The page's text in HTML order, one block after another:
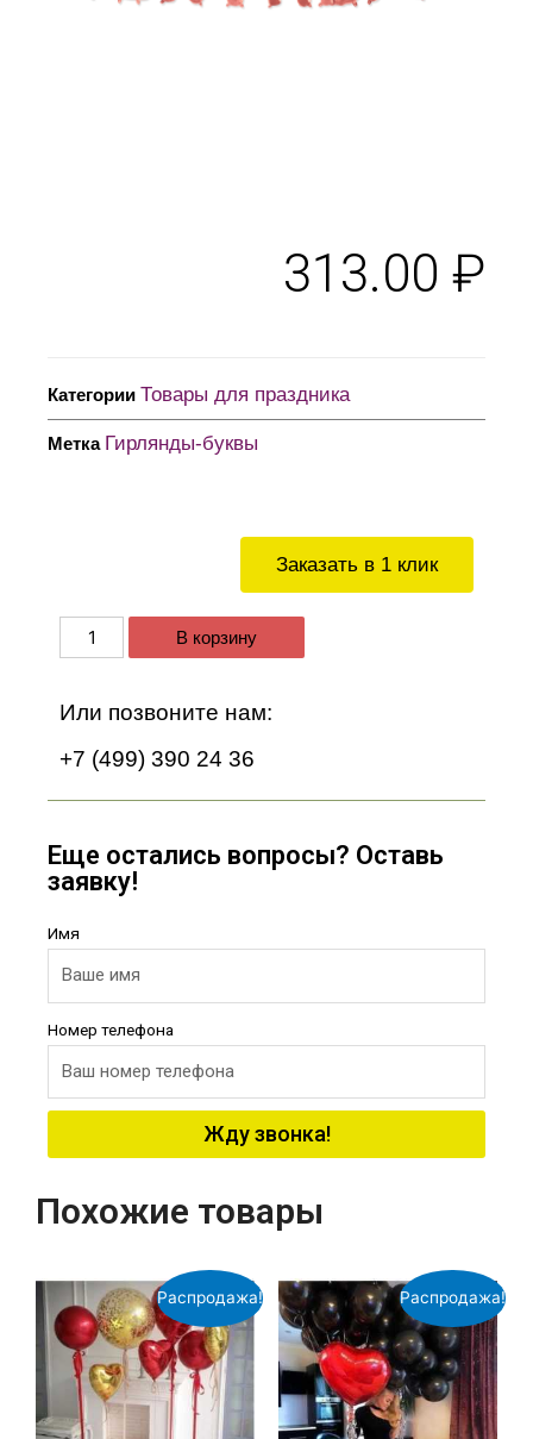
Заказать в 1 клик
В корзину
Или позвоните нам:
+7 (499) 390 24 36
Еще остались вопросы? Оставь
заявку!
Имя
Номер телефона
Жду звонка!
313.00 ₽
Категории Товары для праздника
Метка Гирлянды-буквы
Похожие товары
Распродажа! Распродажа!